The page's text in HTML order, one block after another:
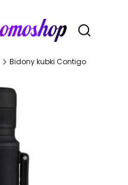
Otwórz
Bidony kubki Contigo